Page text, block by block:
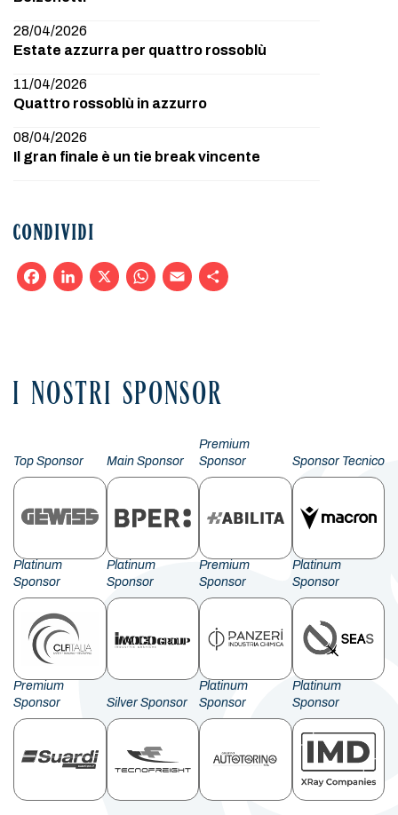
28/04/2026
Estate azzurra per quattro rossoblù
11/04/2026
Quattro rossoblù in azzurro
08/04/2026
Il gran finale è un tie break vincente
CONDIVIDI
I NOSTRI SPONSOR
Top Sponsor Main Sponsor
Premium
Sponsor
Sponsor Tecnico
Platinum
Sponsor
Platinum
Sponsor
Premium
Sponsor
Platinum
Sponsor
Premium
Sponsor
Silver Sponsor
Platinum
Sponsor
Platinum
Sponsor